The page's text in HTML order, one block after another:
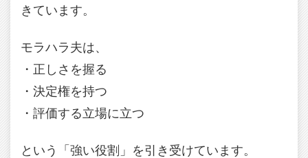
きています。
モラハラ夫は、
・正しさを握る
・決定権を持つ
・評価する立場に立つ
という「強い役割」を引き受けています。